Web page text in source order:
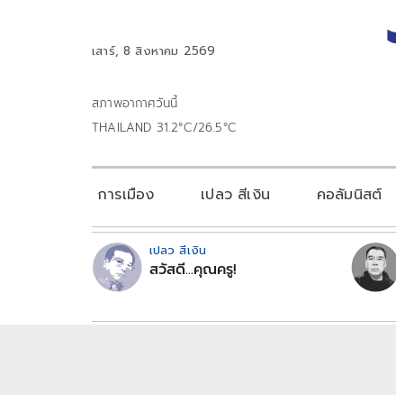
เสาร์, 8 สิงหาคม 2569
สภาพอากาศวันนี้
THAILAND 31.2°C/26.5°C
การเมือง เปลว สีเงิน คอลัมนิสต์
เปลว สีเงิน
สวัสดี...คุณครู!